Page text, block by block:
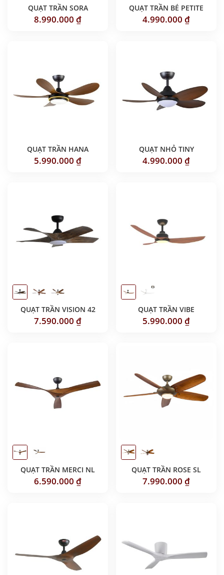
QUẠT TRẦN SORA
8.990.000 ₫
QUẠT TRẦN BÉ PETITE
4.990.000 ₫
QUẠT TRẦN HANA
5.990.000 ₫
QUẠT NHỎ TINY
4.990.000 ₫
QUẠT TRẦN VISION 42
7.590.000 ₫
QUẠT TRẦN VIBE
5.990.000 ₫
QUẠT TRẦN MERCI NL
6.590.000 ₫
QUẠT TRẦN ROSE SL
7.990.000 ₫